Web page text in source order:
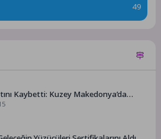
49
Kaybetti: Kuzey Makedonya’da